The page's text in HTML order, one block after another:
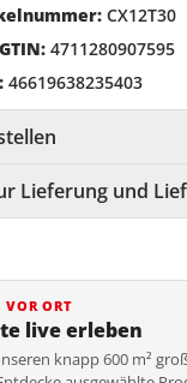
CX12T30
4711280907595
46619638235403
Lieferung und
VOR ORT
live erleben
knapp 600 m²